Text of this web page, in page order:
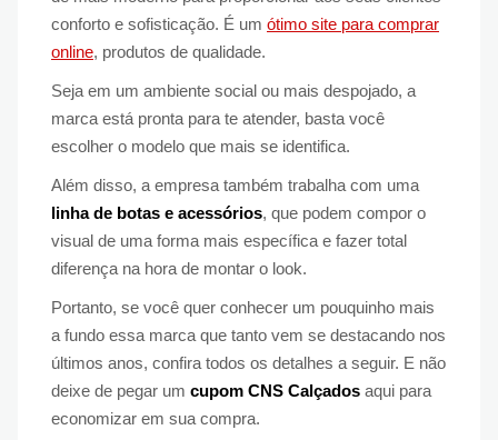
conforto e sofisticação. É um ótimo site para comprar
online, produtos de qualidade.
Seja em um ambiente social ou mais despojado, a
marca está pronta para te atender, basta você
escolher o modelo que mais se identifica.
Além disso, a empresa também trabalha com uma
linha de botas e acessórios, que podem compor o
visual de uma forma mais específica e fazer total
diferença na hora de montar o look.
Portanto, se você quer conhecer um pouquinho mais
a fundo essa marca que tanto vem se destacando nos
últimos anos, confira todos os detalhes a seguir. E não
deixe de pegar um cupom CNS Calçados aqui para
economizar em sua compra.